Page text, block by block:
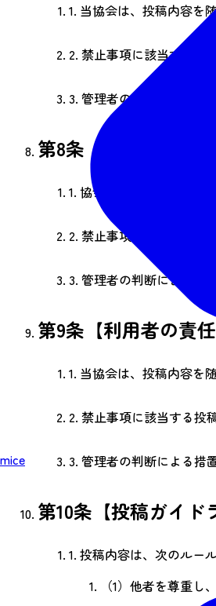
mice
1. 当協会は、投稿内容を
2. 禁止事項に該当する投
3. 管理者の判断による措
第8条【規約の変更】
1. 協会は、投稿内容を随
2. 禁止事項に該当する投
3. 管理者の判断による措
第9条【利用者の責
1. 当協会は、投稿内容を
2. 禁止事項に該当する投
3. 管理者の判断による措
第10条【投稿ガイド
1. 投稿内容は、次のルー
（1） 他者を尊重し